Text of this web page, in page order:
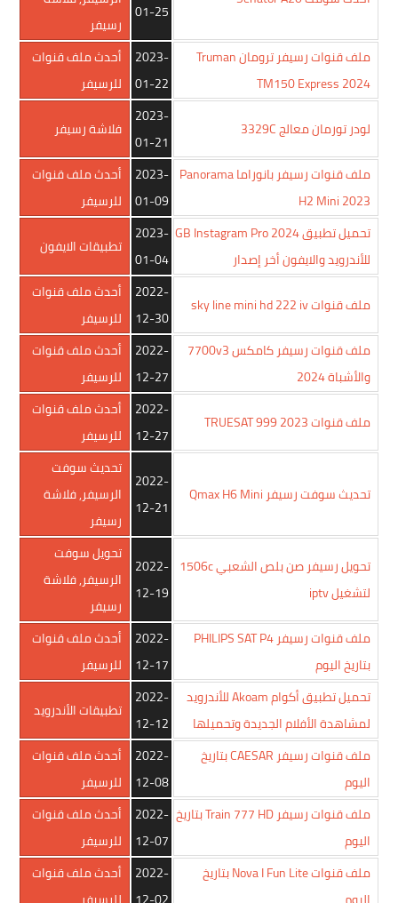
01-25
رسيفر
ملف قنوات رسيفر ترومان Truman
TM150 Express 2024
2023-
01-22
أحدث ملف قنوات
للرسيفر
لودر تورمان معالج 3329C
2023-
01-21
فلاشة رسيفر
ملف قنوات رسيفر بانوراما Panorama
H2 Mini 2023
2023-
01-09
أحدث ملف قنوات
للرسيفر
تحميل تطبيق GB Instagram Pro 2024
للأندرويد والايفون أخر إصدار
2023-
01-04
تطبيقات الايفون
ملف قنوات sky line mini hd 222 iv
2022-
12-30
أحدث ملف قنوات
للرسيفر
ملف قنوات رسيفر كامكس 7700v3
والأشباة 2024
2022-
12-27
أحدث ملف قنوات
للرسيفر
ملف قنوات TRUESAT 999 2023
2022-
12-27
أحدث ملف قنوات
للرسيفر
تحديث سوفت رسيفر Qmax H6 Mini
2022-
12-21
تحديث سوفت
الرسيفر,فلاشة
رسيفر
تحويل رسيفر صن بلص الشعبي 1506c
لتشغيل iptv
2022-
12-19
تحويل سوفت
الرسيفر,فلاشة
رسيفر
ملف قنوات رسيفر PHILIPS SAT P4
بتاريخ اليوم
2022-
12-17
أحدث ملف قنوات
للرسيفر
تحميل تطبيق أكوام Akoam للأندرويد
لمشاهدة الأفلام الجديدة وتحميلها
2022-
12-12
تطبيقات الأندرويد
ملف قنوات رسيفر CAESAR بتاريخ
اليوم
2022-
12-08
أحدث ملف قنوات
للرسيفر
ملف قنوات رسيفر Train 777 HD بتاريخ
اليوم
2022-
12-07
أحدث ملف قنوات
للرسيفر
ملف قنوات Nova I Fun Lite بتاريخ
2022-
أحدث ملف قنوات